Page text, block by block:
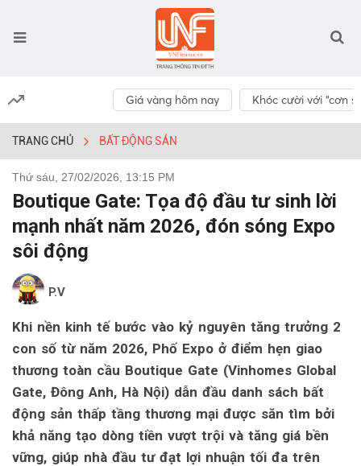
Giá vàng hôm nay Khóc cười với “cơn
TRANG CHỦ BẤT ĐỘNG SẢN
Thứ sáu, 27/02/2026, 13:15 PM
Boutique Gate: Tọa độ đầu tư sinh lời
mạnh nhất năm 2026, đón sóng Expo
sôi động
P.V
Khi nền kinh tế bước vào kỷ nguyên tăng trưởng 2
con số từ năm 2026, Phố Expo ở điểm hẹn giao
thương toàn cầu Boutique Gate (Vinhomes Global
Gate, Đông Anh, Hà Nội) dẫn đầu danh sách bất
động sản thấp tầng thương mại được săn tìm bởi
khả năng tạo dòng tiền vượt trội và tăng giá bền
vững, giúp nhà đầu tư đạt lợi nhuận tối đa trên